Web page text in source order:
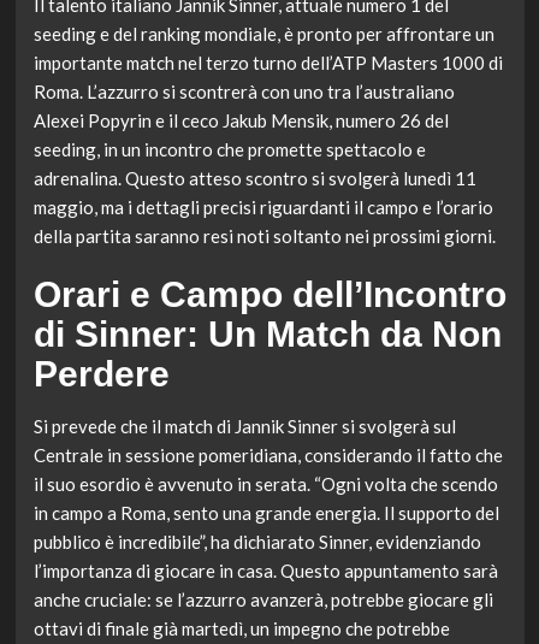
Il talento italiano Jannik Sinner, attuale numero 1 del
seeding e del ranking mondiale, è pronto per affrontare un
importante match nel terzo turno dell’ATP Masters 1000 di
Roma. L’azzurro si scontrerà con uno tra l’australiano
Alexei Popyrin e il ceco Jakub Mensik, numero 26 del
seeding, in un incontro che promette spettacolo e
adrenalina. Questo atteso scontro si svolgerà lunedì 11
maggio, ma i dettagli precisi riguardanti il campo e l’orario
della partita saranno resi noti soltanto nei prossimi giorni.
Orari e Campo dell’Incontro
di Sinner: Un Match da Non
Perdere
Si prevede che il match di Jannik Sinner si svolgerà sul
Centrale in sessione pomeridiana, considerando il fatto che
il suo esordio è avvenuto in serata. “Ogni volta che scendo
in campo a Roma, sento una grande energia. Il supporto del
pubblico è incredibile”, ha dichiarato Sinner, evidenziando
l’importanza di giocare in casa. Questo appuntamento sarà
anche cruciale: se l’azzurro avanzerà, potrebbe giocare gli
ottavi di finale già martedì, un impegno che potrebbe